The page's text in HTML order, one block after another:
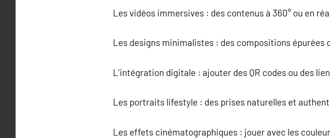
Les vidéos immersives : des contenus à 360° ou en
Les designs minimalistes : des compositions épurées
L’intégration digitale : ajouter des QR codes ou des
Les portraits lifestyle : des prises naturelles et
Les effets cinématographiques : jouer avec les